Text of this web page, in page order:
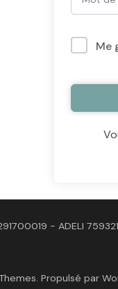
Me
- ADELI
. Propulsé par